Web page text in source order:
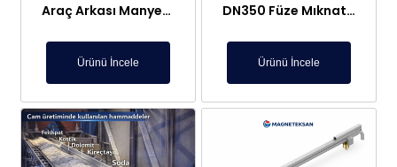
Araç Arkası Manyetik Süpürge – Liman, Fuar Alanı ve Otomotiv Fabrikaları İçin
Ürünü İncele
DN350 Füze Mıknatıs (Bullet Magnet) – Toz ve Alçı Hatlarında Tıkanma Yapmaz Manyetik Seperatör
Ürünü İncele